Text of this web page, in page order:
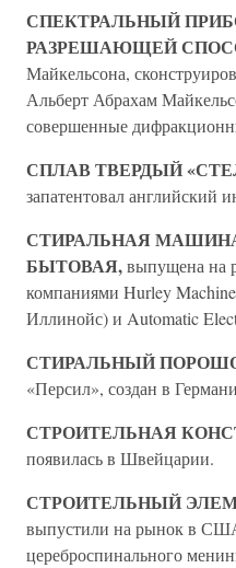
СПЕКТРАЛЬНЫЙ
РАЗРЕШАЮЩЕЙ
Майкельсона,
Альберт Абрахам
совершенные
СПЛАВ ТВЕРДЫЙ
запатентовал английский
СТИРАЛЬНАЯ
БЫТОВАЯ,выпущена на
компаниями Hurley
Иллинойс) и Automatic
СТИРАЛЬНЫЙ
«Персил», создан в
СТРОИТЕЛЬНАЯ
появилась в Швейцарии.
СТРОИТЕЛЬНЫЙ
выпустили на рынок в
цереброспинального